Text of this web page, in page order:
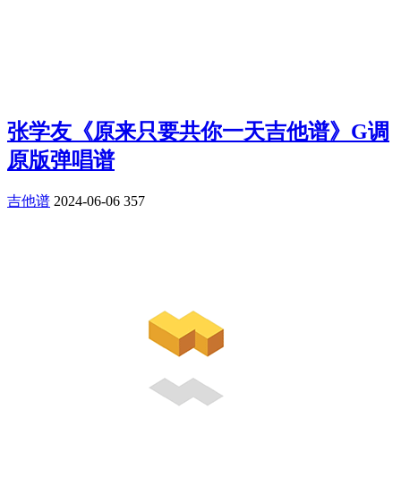
张学友《原来只要共你一天吉他谱》G调
原版弹唱谱
吉他谱 2024-06-06 357